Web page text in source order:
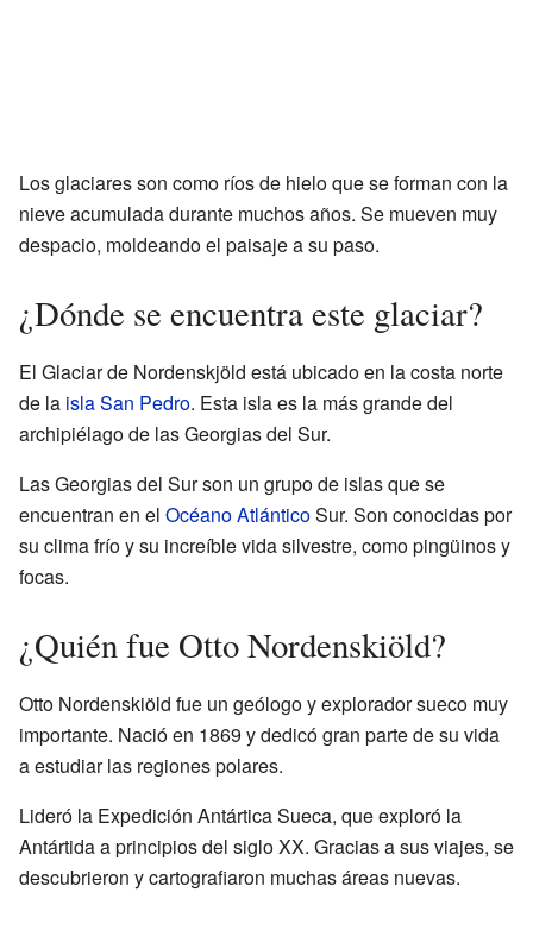
Los glaciares son como ríos de hielo que se forman con la
nieve acumulada durante muchos años. Se mueven muy
despacio, moldeando el paisaje a su paso.
¿Dónde se encuentra este glaciar?
El Glaciar de Nordenskjöld está ubicado en la costa norte
de la isla San Pedro. Esta isla es la más grande del
archipiélago de las Georgias del Sur.
Las Georgias del Sur son un grupo de islas que se
encuentran en el Océano AtlánticoSur. Son conocidas por
su clima frío y su increíble vida silvestre, como pingüinos y
focas.
¿Quién fue Otto Nordenskiöld?
Otto Nordenskiöld fue un geólogo y explorador sueco muy
importante. Nació en 1869 y dedicó gran parte de su vida
a estudiar las regiones polares.
Lideró la Expedición Antártica Sueca, que exploró la
Antártida a principios del siglo XX. Gracias a sus viajes, se
descubrieron y cartografiaron muchas áreas nuevas.